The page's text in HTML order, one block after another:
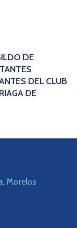
DE
DEL CLUB
DE
Morelos